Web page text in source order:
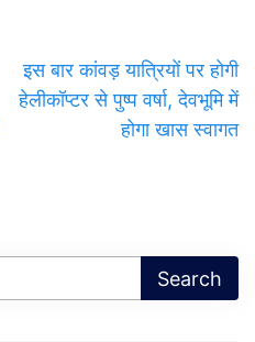
इस बार कांवड़ यात्रियों पर होगी
हेलीकॉप्टर से पुष्प वर्षा, देवभूमि में
होगा खास स्वागत